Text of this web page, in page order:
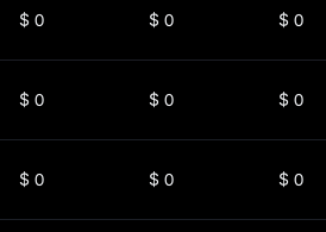
$ 0 $ 0 $ 0
$ 0 $ 0 $ 0
$ 0 $ 0 $ 0